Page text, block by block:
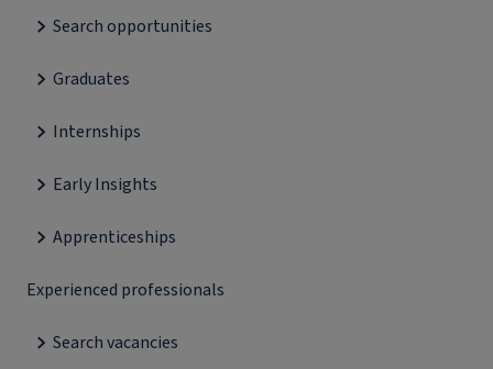
Search opportunities
Graduates
Internships
Early Insights
Apprenticeships
Experienced professionals
Search vacancies